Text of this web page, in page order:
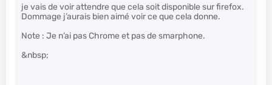
je vais de voir attendre que cela soit disponible sur firefox.
Dommage j’aurais bien aimé voir ce que cela donne.
Note : Je n’ai pas Chrome et pas de smarphone.
&nbsp;